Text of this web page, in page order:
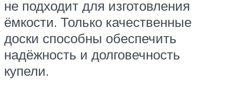
не подходит для изготовления
ёмкости. Только качественные
доски способны обеспечить
надёжность и долговечность
купели.